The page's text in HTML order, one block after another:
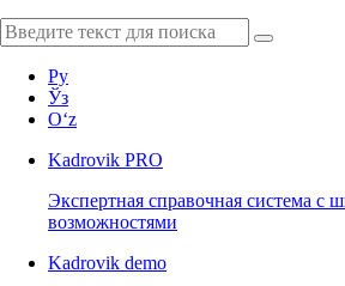
Ру
Ўз
Oʻz
Kadrovik PRO
Экспертная справочная система с
возможностями
Kadrovik demo